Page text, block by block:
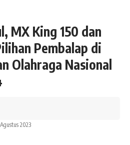
MX King 150 dan
Pembalap di
Olahraga Nasional
2023